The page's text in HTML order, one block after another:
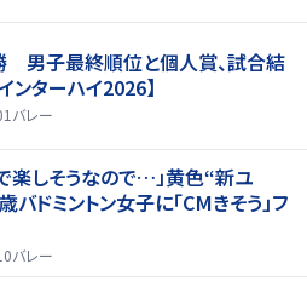
男子最終順位と個人賞、試合結
ンターハイ2026】
バレー
楽しそうなので…」黄色“新ユ
ドミントン女子に「CMきそう」フ
バレー